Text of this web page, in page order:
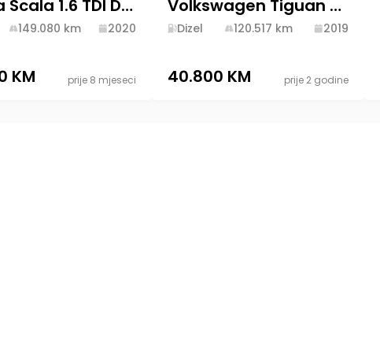
Škoda Scala 1.6 TDI DSG 2020 Diesel
149.080 km 2020
KM prije 8 mjeseci
Volkswagen Tiguan 2.0 TDI 2019 Diesel
Dizel 120.517 km 2019
40.800 KM prije 2 godine